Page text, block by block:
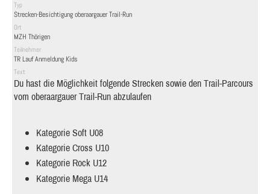
Typ
Strecken-Besichtigung oberaargauer Trail-Run
Ort
MZH Thörigen
Teilnehmer
TR Lauf Anmeldung Kids
Text
Du hast die Möglichkeit folgende Strecken sowie den Trail-Parcours
vom oberaargauer Trail-Run abzulaufen
Kategorie Soft U08
Kategorie Cross U10
Kategorie Rock U12
Kategorie Mega U14